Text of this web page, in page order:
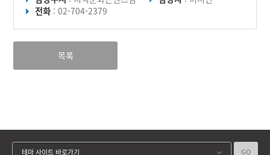
전화 : 02-704-2379
목록
테마 사이트 바로가기 GO